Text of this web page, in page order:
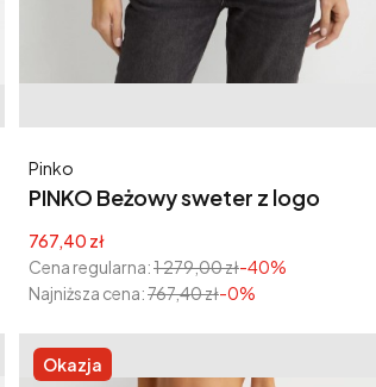
PINKO Beżowy sweter z logo
Producent
Pinko
Cena promocyjna
767,40 zł
Cena regularna:1 279,00 zł-40%
Najniższa cena:767,40 zł-0%
Okazja